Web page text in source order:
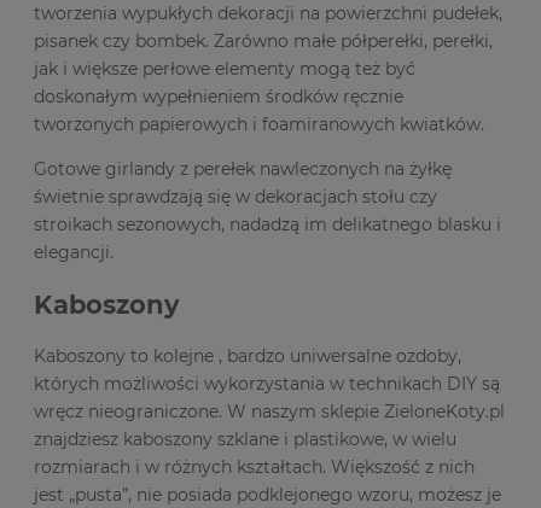
tworzenia wypukłych dekoracji na powierzchni pudełek,
pisanek czy bombek. Zarówno małe półperełki, perełki,
jak i większe perłowe elementy mogą też być
doskonałym wypełnieniem środków ręcznie
tworzonych papierowych i foamiranowych kwiatków.
Gotowe girlandy z perełek nawleczonych na żyłkę
świetnie sprawdzają się w dekoracjach stołu czy
stroikach sezonowych, nadadzą im delikatnego blasku i
elegancji.
Kaboszony
Kaboszony to kolejne , bardzo uniwersalne ozdoby,
których możliwości wykorzystania w technikach DIY są
wręcz nieograniczone. W naszym sklepie ZieloneKoty.pl
znajdziesz kaboszony szklane i plastikowe, w wielu
rozmiarach i w różnych kształtach. Większość z nich
jest „pusta”, nie posiada podklejonego wzoru, możesz je